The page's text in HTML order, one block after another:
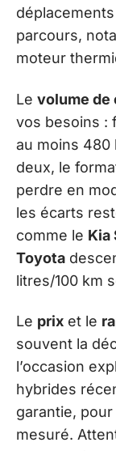
parcours,
moteur
Le volume de
vos besoins :
au moins 480
deux, le
perdre en
les écarts
comme le Kia
Toyota
litres/100 km
Le prix et le
souvent la
l’occasion
hybrides
garantie,
mesuré.